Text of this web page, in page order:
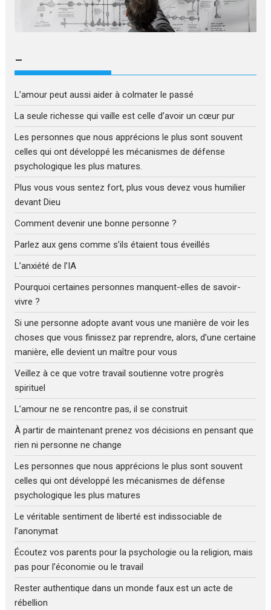
–
L’amour peut aussi aider à colmater le passé
La seule richesse qui vaille est celle d’avoir un cœur pur
Les personnes que nous apprécions le plus sont souvent
celles qui ont développé les mécanismes de défense
psychologique les plus matures.
Plus vous vous sentez fort, plus vous devez vous humilier
devant Dieu
Comment devenir une bonne personne ?
Parlez aux gens comme s’ils étaient tous éveillés
L’anxiété de l’IA
Pourquoi certaines personnes manquent-elles de savoir-
vivre ?
Si une personne adopte avant vous une manière de voir les
choses que vous finissez par reprendre, alors, d’une certaine
manière, elle devient un maître pour vous
Veillez à ce que votre travail soutienne votre progrès
spirituel
L’amour ne se rencontre pas, il se construit
À partir de maintenant prenez vos décisions en pensant que
rien ni personne ne change
Les personnes que nous apprécions le plus sont souvent
celles qui ont développé les mécanismes de défense
psychologique les plus matures
Le véritable sentiment de liberté est indissociable de
l’anonymat
Écoutez vos parents pour la psychologie ou la religion, mais
pas pour l’économie ou le travail
Rester authentique dans un monde faux est un acte de
rébellion